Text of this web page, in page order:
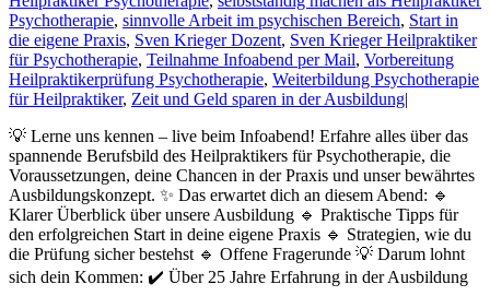
Psychotherapie, sinnvolle Arbeit im psychischen Bereich, Start in
die eigene Praxis, Sven Krieger Dozent, Sven Krieger Heilpraktiker
für Psychotherapie, Teilnahme Infoabend per Mail, Vorbereitung
Heilpraktikerprüfung Psychotherapie, Weiterbildung Psychotherapie
für Heilpraktiker, Zeit und Geld sparen in der Ausbildung|
💡 Lerne uns kennen – live beim Infoabend! Erfahre alles über das
spannende Berufsbild des Heilpraktikers für Psychotherapie, die
Voraussetzungen, deine Chancen in der Praxis und unser bewährtes
Ausbildungskonzept. ✨ Das erwartet dich an diesem Abend: 🔹
Klarer Überblick über unsere Ausbildung 🔹 Praktische Tipps für
den erfolgreichen Start in deine eigene Praxis 🔹 Strategien, wie du
die Prüfung sicher bestehst 🔹 Offene Fragerunde 💡 Darum lohnt
sich dein Kommen: ✔️ Über 25 Jahre Erfahrung in der Ausbildung